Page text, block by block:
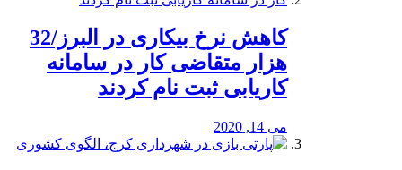
کاهش نرخ بیکاری در البرز/32
هزار متقاضی کار در سامانه
کاریابی ثبت نام کردند
می 14, 2020